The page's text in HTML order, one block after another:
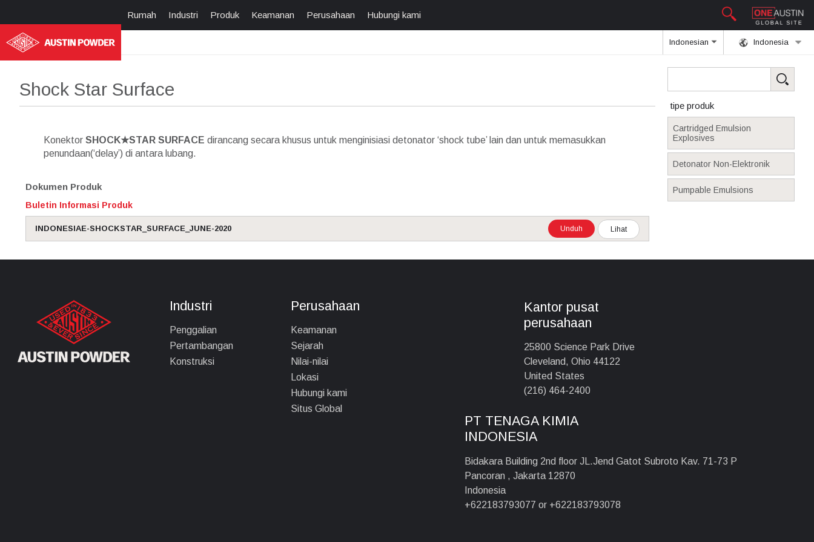
Rumah Industri Produk Keamanan Perusahaan Hubungi kami
Indonesia
Indonesian
tipe produk
Cartridged Emulsion
Explosives
Detonator Non-Elektronik
Pumpable Emulsions
Shock Star Surface
Konektor SHOCK★STAR SURFACE dirancang secara khusus untuk menginisiasi detonator ‘shock tube’ lain dan untuk memasukkan
penundaan(‘delay’) di antara lubang.
Dokumen Produk
Buletin Informasi Produk
INDONESIAE-SHOCKSTAR_SURFACE_JUNE-2020 Lihat
Unduh
Industri
Penggalian
Pertambangan
Konstruksi
Perusahaan
Keamanan
Sejarah
Nilai-nilai
Lokasi
Hubungi kami
Situs Global
Kantor pusat
perusahaan
25800 Science Park Drive
Cleveland, Ohio 44122
United States
(216) 464-2400
PT TENAGA KIMIA
INDONESIA
Bidakara Building 2nd floor JL.Jend Gatot Subroto Kav. 71-73 P
Pancoran , Jakarta 12870
Indonesia
+622183793077 or +622183793078